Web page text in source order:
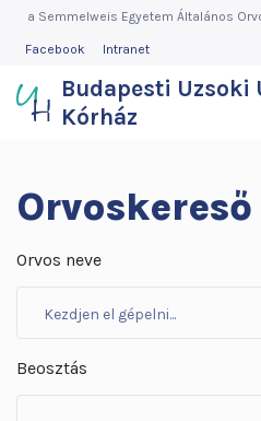
Budapesti
Uzsoki
Utcai
Ugrása Semmelweis Egyetem Általános
MENÜ
Facebook Intranet
Budapesti Uzsoki
Kórház
Orvoskereső
Orvos neve
Beosztás